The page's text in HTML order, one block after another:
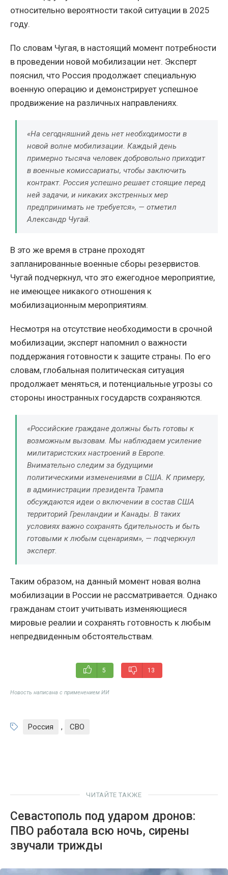
относительно вероятности такой ситуации в 2025
году.
По словам Чугая, в настоящий момент потребности
в проведении новой мобилизации нет. Эксперт
пояснил, что Россия продолжает специальную
военную операцию и демонстрирует успешное
продвижение на различных направлениях.
«На сегодняшний день нет необходимости в
новой волне мобилизации. Каждый день
примерно тысяча человек добровольно приходит
в военные комиссариаты, чтобы заключить
контракт. Россия успешно решает стоящие перед
ней задачи, и никаких экстренных мер
предпринимать не требуется», — отметил
Александр Чугай.
В это же время в стране проходят
запланированные военные сборы резервистов.
Чугай подчеркнул, что это ежегодное мероприятие,
не имеющее никакого отношения к
мобилизационным мероприятиям.
Несмотря на отсутствие необходимости в срочной
мобилизации, эксперт напомнил о важности
поддержания готовности к защите страны. По его
словам, глобальная политическая ситуация
продолжает меняться, и потенциальные угрозы со
стороны иностранных государств сохраняются.
«Российские граждане должны быть готовы к
возможным вызовам. Мы наблюдаем усиление
милитаристских настроений в Европе.
Внимательно следим за будущими
политическими изменениями в США. К примеру,
в администрации президента Трампа
обсуждаются идеи о включении в состав США
территорий Гренландии и Канады. В таких
условиях важно сохранять бдительность и быть
готовыми к любым сценариям», — подчеркнул
эксперт.
Таким образом, на данный момент новая волна
мобилизации в России не рассматривается. Однако
гражданам стоит учитывать изменяющиеся
мировые реалии и сохранять готовность к любым
непредвиденным обстоятельствам.
5 13
Новость написана с применением ИИ
Россия , СВО
ЧИТАЙТЕ ТАКЖЕ
Севастополь под ударом дронов:
ПВО работала всю ночь, сирены
звучали трижды